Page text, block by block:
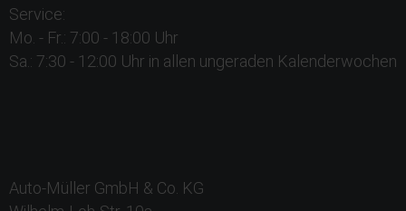
Service:
Mo. - Fr.: 7:00 - 18:00 Uhr
Sa.: 7:30 - 12:00 Uhr in allen ungeraden Kalenderwochen
Auto-Müller GmbH & Co. KG